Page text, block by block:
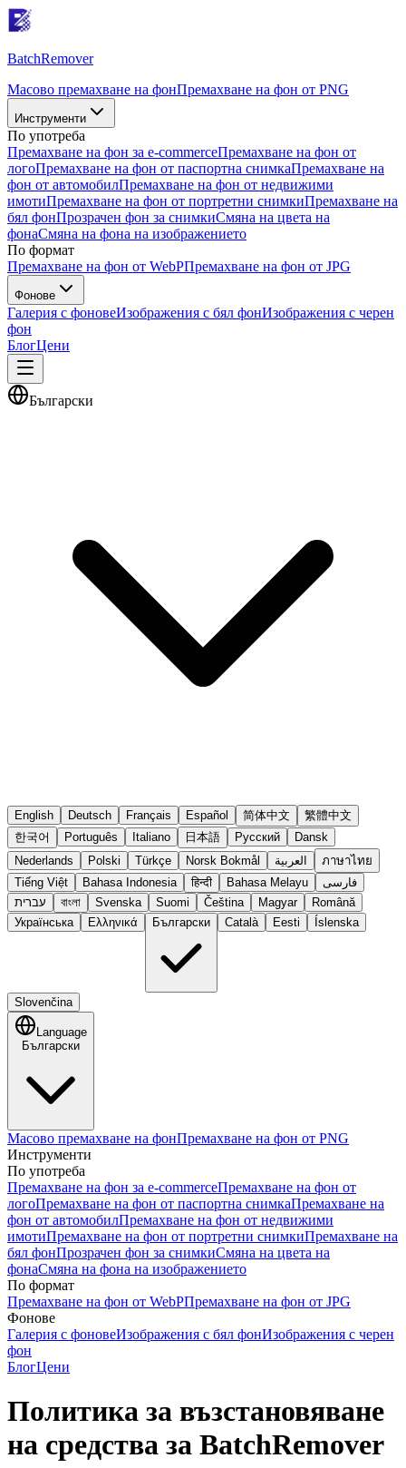
BatchRemover
Масово премахване на фонПремахване на фон от PNG
Инструменти
По употреба
Премахване на фон за e-commerceПремахване на фон от
логоПремахване на фон от паспортна снимкаПремахване на
фон от автомобилПремахване на фон от недвижими
имотиПремахване на фон от портретни снимкиПремахване на
бял фонПрозрачен фон за снимкиСмяна на цвета на
фонаСмяна на фона на изображението
По формат
Премахване на фон от WebPПремахване на фон от JPG
Фонове
Галерия с фоновеИзображения с бял фонИзображения с черен
фон
БлогЦени
Български
English Deutsch Français Español 简体中文
繁體中文
한국어
Português Italiano 日本語 Русский
Dansk
Nederlands
Polski Türkçe Norsk Bokmål العربية
ภาษาไทย
Tiếng Việt
Bahasa Indonesia हिन्दी Bahasa Melayu
فارسی
עברית
বাংলা Svenska Suomi Čeština Magyar
Română
Українська
Ελληνικά Български Català Eesti Íslenska
Slovenčina
Language
Български
Масово премахване на фонПремахване на фон от PNG
Инструменти
По употреба
Премахване на фон за e-commerceПремахване на фон от
логоПремахване на фон от паспортна снимкаПремахване на
фон от автомобилПремахване на фон от недвижими
имотиПремахване на фон от портретни снимкиПремахване на
бял фонПрозрачен фон за снимкиСмяна на цвета на
фонаСмяна на фона на изображението
По формат
Премахване на фон от WebPПремахване на фон от JPG
Фонове
Галерия с фоновеИзображения с бял фонИзображения с черен
фон
БлогЦени
Политика за възстановяване
на средства за BatchRemover